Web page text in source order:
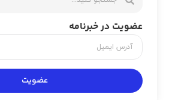
عضویت در خبرنامه
عضویت